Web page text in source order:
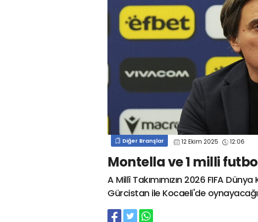
mert cengiz
#engin koyun
fırat
gülspor41
#kocaelispor
mert
erdem övüç #gençlerbirliği
eleke # lua lua #barış alıcı
metin diyadinspor41
#erdem övüç
#
Diğer Branşlar 12 Ekim 2025 12:06
Montella ve 1 milli
A Millî Takımımızın 2026 FIFA
Gürcistan ile Kocaeli'de